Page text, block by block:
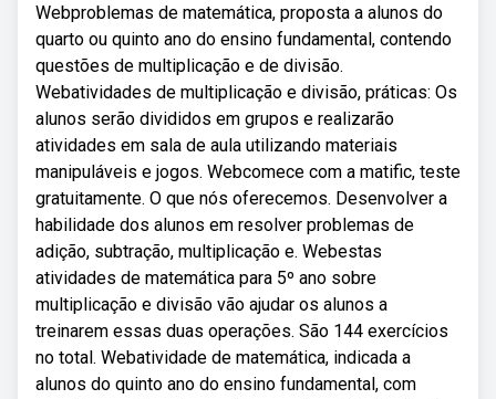
Webproblemas de matemática, proposta a alunos do
quarto ou quinto ano do ensino fundamental, contendo
questões de multiplicação e de divisão.
Webatividades de multiplicação e divisão, práticas: Os
alunos serão divididos em grupos e realizarão
atividades em sala de aula utilizando materiais
manipuláveis e jogos. Webcomece com a matific, teste
gratuitamente. O que nós oferecemos. Desenvolver a
habilidade dos alunos em resolver problemas de
adição, subtração, multiplicação e. Webestas
atividades de matemática para 5º ano sobre
multiplicação e divisão vão ajudar os alunos a
treinarem essas duas operações. São 144 exercícios
no total. Webatividade de matemática, indicada a
alunos do quinto ano do ensino fundamental, com